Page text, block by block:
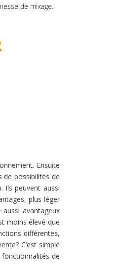
de mixage.
Ensuite
de possibilités de
Ils peuvent aussi
plus léger
avantageux
moins élevé que
différentes,
C’est simple
fonctionnalités de